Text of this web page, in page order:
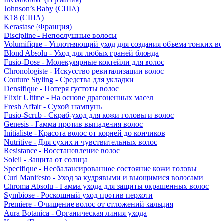
Johnson’s Baby (США)
K18 (США)
Kerastase (Франция)
Discipline - Непослушные волосы
Volumifique - Уплотняющий уход для создания объема тонких
Blond Absolu - Уход для любых граней блонда
Fusio-Dose - Молекулярные коктейли для волос
Chronologiste - Искусство ревитализации волос
Couture Styling - Средства для укладки
Densifique - Потеря густоты волос
Elixir Ultime - На основе драгоценных масел
Fresh Affair - Сухой шампунь
Fusio-Scrub - Скраб-уход для кожи головы и волос
Genesis - Гамма против выпадения волос
Initialiste - Красота волос от корней до кончиков
Nutritive - Для сухих и чувствительных волос
Resistance - Восстановление волос
Soleil - Защита от солнца
Specifique - Несбалансированное состояние кожи головы
Curl Manifesto - Уход за кудрявыми и вьющимися волосами
Chroma Absolu - Гамма ухода для защиты окрашенных волос
Symbiose - Роскошный уход против перхоти
Premiere - Очищение волос от отложений кальция
Aura Botanica - Органическая линия ухода